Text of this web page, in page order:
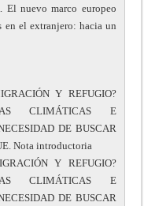
El nuevo marco europeo
en el extranjero: hacia un
Y REFUGIO?
CLIMÁTICAS E
DE BUSCAR
Nota introductoria
Y REFUGIO?
CLIMÁTICAS E
DE BUSCAR